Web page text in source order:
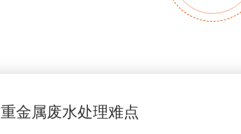
重金属废水处理难点